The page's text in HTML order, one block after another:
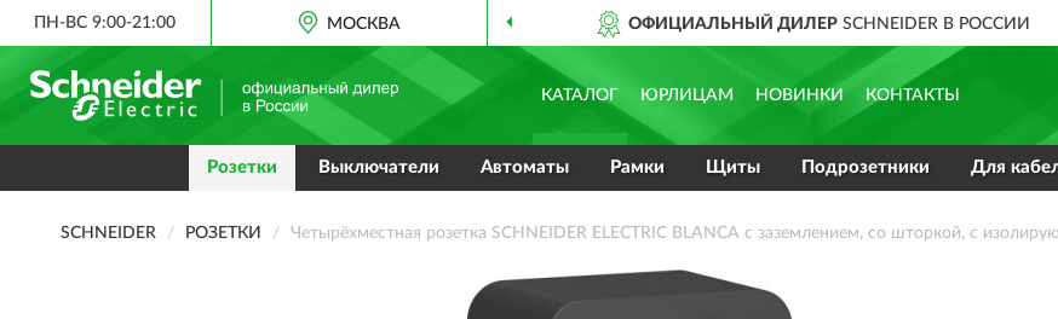
ПН-ВС 9:00-21:00 МОСКВА ОФИЦИАЛЬНЫЙ ДИЛЕРSCHNEIDER В РОССИИ
КАТАЛОГ ЮРЛИЦАМ НОВИНКИ КОНТАКТЫ
Розетки Выключатели Автоматы Рамки Щиты Подрозетники Для
SCHNEIDER РОЗЕТКИ Четырёхместная розетка SCHNEIDER ELECTRIC BLANCA с заземлением, со шторкой, с